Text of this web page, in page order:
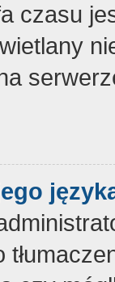
czasu